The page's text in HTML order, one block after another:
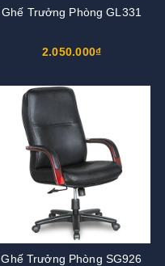
Ghế Trưởng Phòng GL331
2.050.000₫
Ghế Trưởng Phòng SG926